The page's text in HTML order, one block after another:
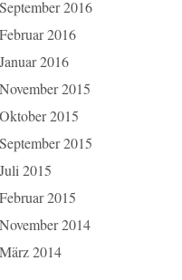
2016
2016
2016
2015
2015
2015
2015
2015
2014
2014